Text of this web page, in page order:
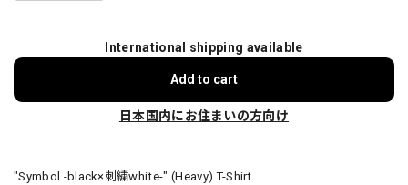
International shipping available
Add to cart
日本国内にお住まいの方向け
"Symbol -black×刺繍white-" (Heavy) T-Shirt